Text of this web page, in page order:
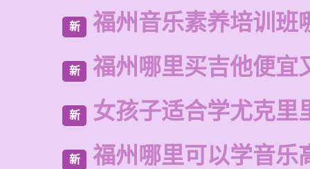
新 福州音乐素养培训班
新 福州哪里买吉他便宜
新 女孩子适合学尤克里
新 福州哪里可以学音乐